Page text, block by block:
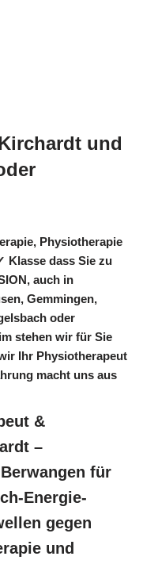
und
Physiotherapie
Klasse dass Sie zu
auch in
Gemmingen,
oder
stehen wir für Sie
Ihr Physiotherapeut
macht uns aus
&
–
für
Energie-
gegen
und